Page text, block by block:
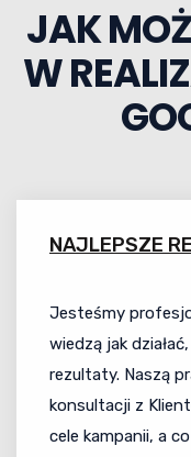
JAK
W
NAJLEPSZE
Jesteśmy
wiedzą jak
rezultaty. Naszą
konsultacji z
cele kampanii, a